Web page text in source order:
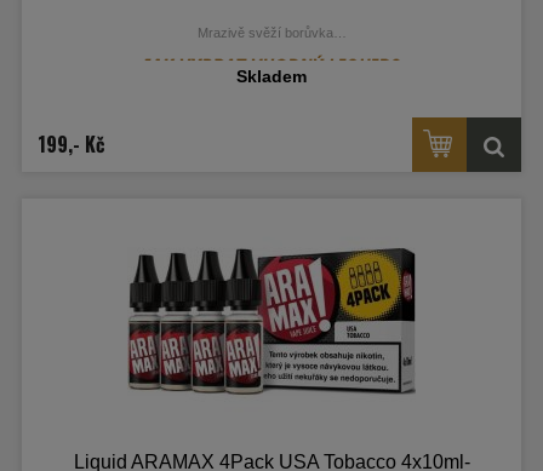
Mrazivě svěží borůvka…
Skladem
199,- Kč
Liquid ARAMAX 4Pack USA Tobacco 4x10ml-